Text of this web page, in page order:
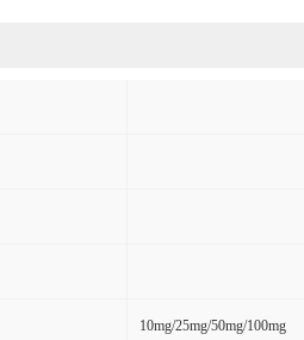
10mg/25mg/50mg/100mg